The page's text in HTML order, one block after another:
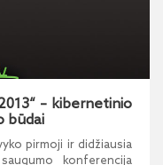
– kibernetinio
būdai
pirmoji ir didžiausia
konferencija